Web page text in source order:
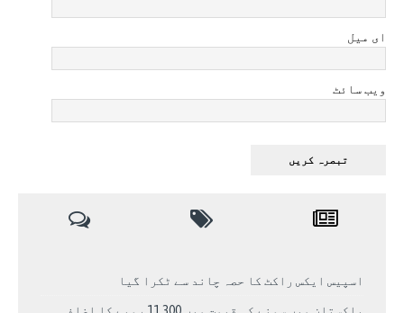
ای میل
ویب سائٹ
اسپیس ایکس راکٹ کا حصہ چاند سے ٹکرا گیا